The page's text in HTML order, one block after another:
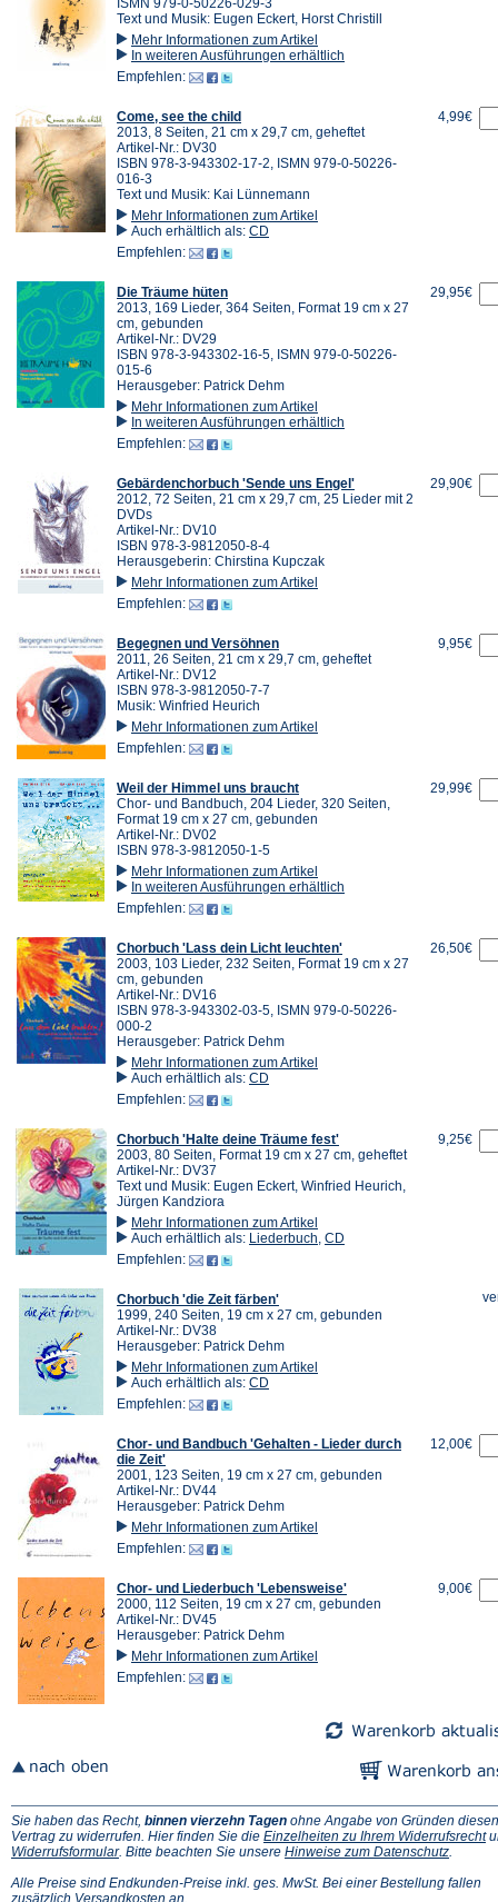
Text und Musik: Eugen Eckert, Horst Christill
Mehr Informationen zum Artikel
In weiteren Ausführungen erhältlich
Empfehlen:
Come, see the child
2013, 8 Seiten, 21 cm x 29,7 cm, geheftet
Artikel-Nr.: DV30
ISBN 978-3-943302-17-2, ISMN 979-0-50226-
016-3
Text und Musik: Kai Lünnemann
Mehr Informationen zum Artikel
Auch erhältlich als: CD
Empfehlen:
4,99€
Die Träume hüten
2013, 169 Lieder, 364 Seiten, Format 19 cm x 27
cm, gebunden
Artikel-Nr.: DV29
ISBN 978-3-943302-16-5, ISMN 979-0-50226-
015-6
Herausgeber: Patrick Dehm
Mehr Informationen zum Artikel
In weiteren Ausführungen erhältlich
Empfehlen:
29,95€
Gebärdenchorbuch 'Sende uns Engel'
2012, 72 Seiten, 21 cm x 29,7 cm, 25 Lieder mit 2
DVDs
Artikel-Nr.: DV10
ISBN 978-3-9812050-8-4
Herausgeberin: Chirstina Kupczak
Mehr Informationen zum Artikel
Empfehlen:
29,90€
Begegnen und Versöhnen
2011, 26 Seiten, 21 cm x 29,7 cm, geheftet
Artikel-Nr.: DV12
ISBN 978-3-9812050-7-7
Musik: Winfried Heurich
Mehr Informationen zum Artikel
Empfehlen:
9,95€
Weil der Himmel uns braucht
Chor- und Bandbuch, 204 Lieder, 320 Seiten,
Format 19 cm x 27 cm, gebunden
Artikel-Nr.: DV02
ISBN 978-3-9812050-1-5
Mehr Informationen zum Artikel
In weiteren Ausführungen erhältlich
Empfehlen:
29,99€
Chorbuch 'Lass dein Licht leuchten'
2003, 103 Lieder, 232 Seiten, Format 19 cm x 27
cm, gebunden
Artikel-Nr.: DV16
ISBN 978-3-943302-03-5, ISMN 979-0-50226-
000-2
Herausgeber: Patrick Dehm
Mehr Informationen zum Artikel
Auch erhältlich als: CD
Empfehlen:
26,50€
Chorbuch 'Halte deine Träume fest'
2003, 80 Seiten, Format 19 cm x 27 cm, geheftet
Artikel-Nr.: DV37
Text und Musik: Eugen Eckert, Winfried Heurich,
Jürgen Kandziora
Mehr Informationen zum Artikel
Auch erhältlich als: Liederbuch CD
Empfehlen:
9,25€
Chorbuch 'die Zeit färben'
1999, 240 Seiten, 19 cm x 27 cm, gebunden
Artikel-Nr.: DV38
Herausgeber: Patrick Dehm
Mehr Informationen zum Artikel
Auch erhältlich als: CD
Empfehlen:
Chor- und Bandbuch 'Gehalten - Lieder durch
die Zeit'
2001, 123 Seiten, 19 cm x 27 cm, gebunden
Artikel-Nr.: DV44
Herausgeber: Patrick Dehm
Mehr Informationen zum Artikel
Empfehlen:
12,00€
Chor- und Liederbuch 'Lebensweise'
2000, 112 Seiten, 19 cm x 27 cm, gebunden
Artikel-Nr.: DV45
Herausgeber: Patrick Dehm
Mehr Informationen zum Artikel
Empfehlen:
9,00€
Sie haben das Recht, binnen vierzehn Tagen ohne Angabe von Gründen diesen
Vertrag zu widerrufen. Hier finden Sie die Einzelheiten zu Ihrem Widerrufsrecht
Widerrufsformular(Öffnet
einem
neuen
. Bitte beachten Sie unsere Hinweise zum Datenschutz(Öffnet
einem
Alle Preise sind Endkunden-Preise inkl. ges. MwSt. Bei einer Bestellung fallen
zusätzlich Versandkosten (Öffnet
an.